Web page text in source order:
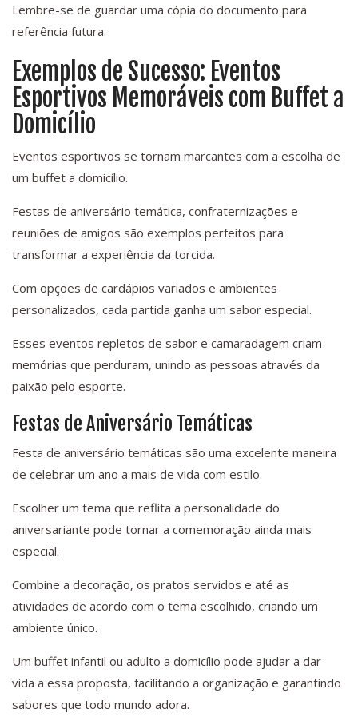
Lembre-se de guardar uma cópia do documento para
referência futura.
Exemplos de Sucesso: Eventos
Esportivos Memoráveis com Buffet a
Domicílio
Eventos esportivos se tornam marcantes com a escolha de
um buffet a domicílio.
Festas de aniversário temática, confraternizações e
reuniões de amigos são exemplos perfeitos para
transformar a experiência da torcida.
Com opções de cardápios variados e ambientes
personalizados, cada partida ganha um sabor especial.
Esses eventos repletos de sabor e camaradagem criam
memórias que perduram, unindo as pessoas através da
paixão pelo esporte.
Festas de Aniversário Temáticas
Festa de aniversário temáticas são uma excelente maneira
de celebrar um ano a mais de vida com estilo.
Escolher um tema que reflita a personalidade do
aniversariante pode tornar a comemoração ainda mais
especial.
Combine a decoração, os pratos servidos e até as
atividades de acordo com o tema escolhido, criando um
ambiente único.
Um buffet infantil ou adulto a domicílio pode ajudar a dar
vida a essa proposta, facilitando a organização e garantindo
sabores que todo mundo adora.